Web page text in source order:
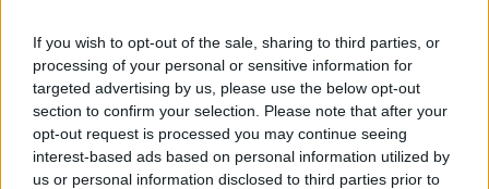
If you wish to opt-out of the sale, sharing to third parties, or
processing of your personal or sensitive information for
targeted advertising by us, please use the below opt-out
section to confirm your selection. Please note that after your
opt-out request is processed you may continue seeing
interest-based ads based on personal information utilized by
us or personal information disclosed to third parties prior to
Από το Δίκτυο